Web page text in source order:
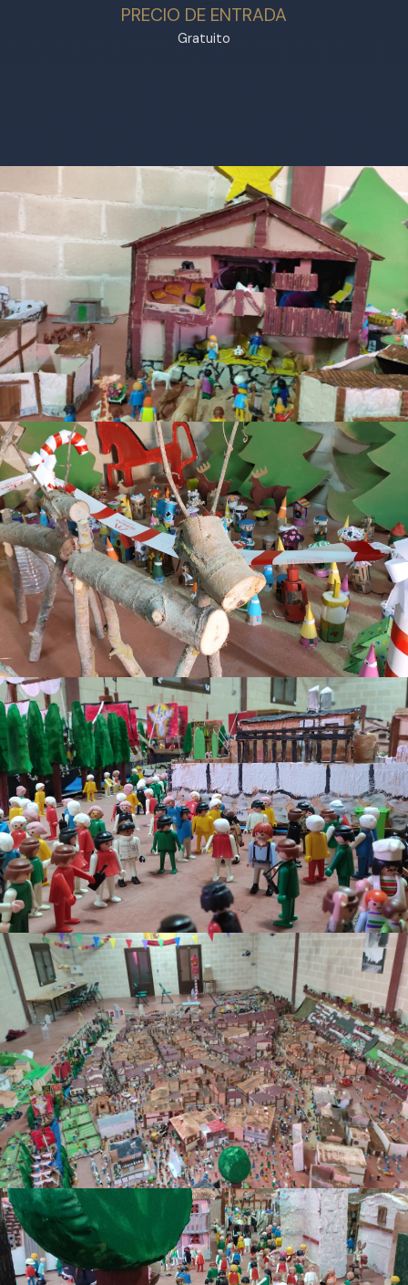
PRECIO DE ENTRADA
Gratuito